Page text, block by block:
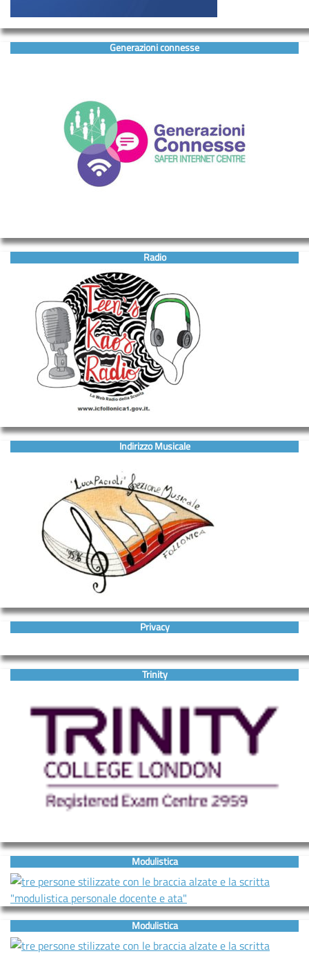
Generazioni connesse
Radio
Indirizzo Musicale
Privacy
Trinity
Modulistica
Modulistica